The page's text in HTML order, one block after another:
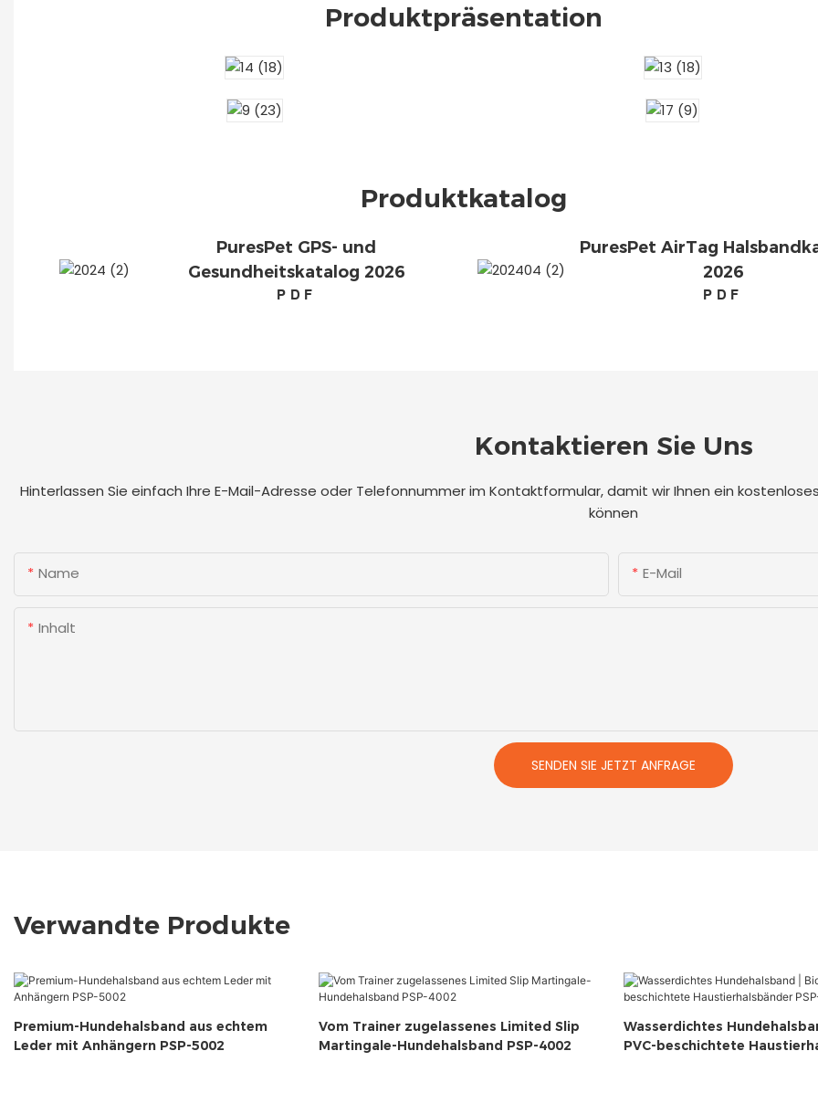
Produktpräsentation
Produktkatalog
PuresPet GPS- und
Gesundheitskatalog 2026
PDF
PuresPet AirTag
2026
PDF
Kontaktieren Sie Uns
Hinterlassen Sie einfach Ihre E-Mail-Adresse oder Telefonnummer im Kontaktformular, damit wir Ihnen ein
können
Name E-Mail
Inhalt
SENDEN SIE JETZT ANFRAGE
Verwandte Produkte
Premium-Hundehalsband aus echtem
Leder mit Anhängern PSP-5002
Vom Trainer zugelassenes Limited Slip
Martingale-Hundehalsband PSP-4002
Wasserdichtes
PVC-beschichtete